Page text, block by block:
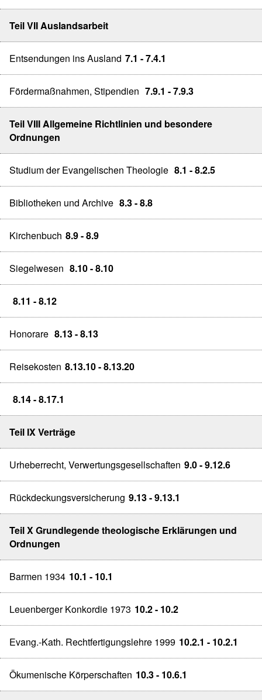
Teil VII Auslandsarbeit
Entsendungen ins Ausland 7.1 - 7.4.1
Fördermaßnahmen, Stipendien 7.9.1 - 7.9.3
Teil VIII Allgemeine Richtlinien und besondere
Ordnungen
Studium der Evangelischen Theologie 8.1 - 8.2.5
Bibliotheken und Archive 8.3 - 8.8
Kirchenbuch 8.9 - 8.9
Siegelwesen 8.10 - 8.10
8.11 - 8.12
Honorare 8.13 - 8.13
Reisekosten 8.13.10 - 8.13.20
8.14 - 8.17.1
Teil IX Verträge
Urheberrecht, Verwertungsgesellschaften 9.0 - 9.12.6
Rückdeckungsversicherung 9.13 - 9.13.1
Teil X Grundlegende theologische Erklärungen und
Ordnungen
Barmen 1934 10.1 - 10.1
Leuenberger Konkordie 1973 10.2 - 10.2
Evang.-Kath. Rechtfertigungslehre 1999 10.2.1 - 10.2.1
Ökumenische Körperschaften 10.3 - 10.6.1